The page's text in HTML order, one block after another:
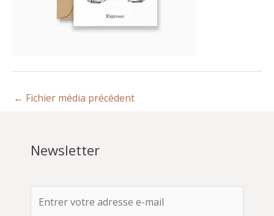
← Fichier média précédent
Newsletter